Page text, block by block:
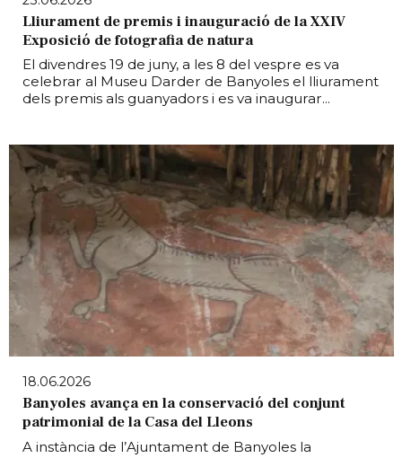
Lliurament de premis i inauguració de la XXIV
Exposició de fotografia de natura
El divendres 19 de juny, a les 8 del vespre es va
celebrar al Museu Darder de Banyoles el lliurament
dels premis als guanyadors i es va inaugurar...
18.06.2026
Banyoles avança en la conservació del conjunt
patrimonial de la Casa del Lleons
A instància de l’Ajuntament de Banyoles la